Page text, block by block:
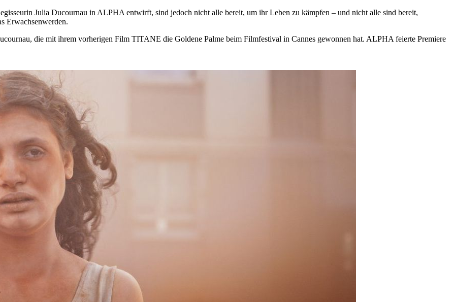
Julia Ducournau in ALPHA entwirft, sind jedoch nicht alle bereit, um ihr Leben zu kämpfen – und nicht alle sind bereit,
Erwachsenwerden.
die mit ihrem vorherigen Film TITANE die Goldene Palme beim Filmfestival in Cannes gewonnen hat. ALPHA feierte Premiere